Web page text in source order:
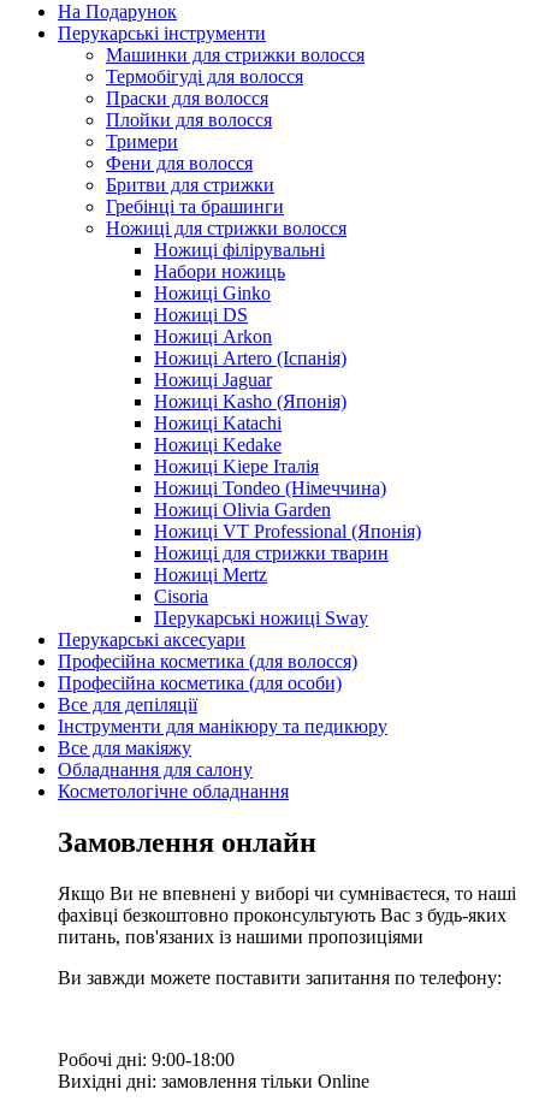
На Подарунок
Перукарські інструменти
Машинки для стрижки волосся
Термобігуді для волосся
Праски для волосся
Плойки для волосся
Тримери
Фени для волосся
Бритви для стрижки
Гребінці та брашинги
Ножиці для стрижки волосся
Ножиці філірувальні
Набори ножиць
Ножиці Ginko
Ножиці DS
Ножиці Arkon
Ножиці Artero (Іспанія)
Ножиці Jaguar
Ножиці Kasho (Японія)
Ножиці Katachi
Ножиці Kedake
Ножиці Kiepe Італія
Ножиці Tondeo (Німеччина)
Ножиці Olivia Garden
Ножиці VT Professional (Японія)
Ножиці для стрижки тварин
Ножиці Mertz
Cisoria
Перукарські ножиці Sway
Перукарські аксесуари
Професійна косметика (для волосся)
Професійна косметика (для особи)
Все для депіляції
Інструменти для манікюру та педикюру
Все для макіяжу
Обладнання для салону
Косметологічне обладнання
Замовлення онлайн
Якщо Ви не впевнені у виборі чи сумніваєтеся, то наші
фахівці безкоштовно проконсультують Вас з будь-яких
питань, пов'язаних із нашими пропозиціями
Ви завжди можете поставити запитання по телефону:
Робочі дні: 9:00-18:00
Вихідні дні: замовлення тільки Online